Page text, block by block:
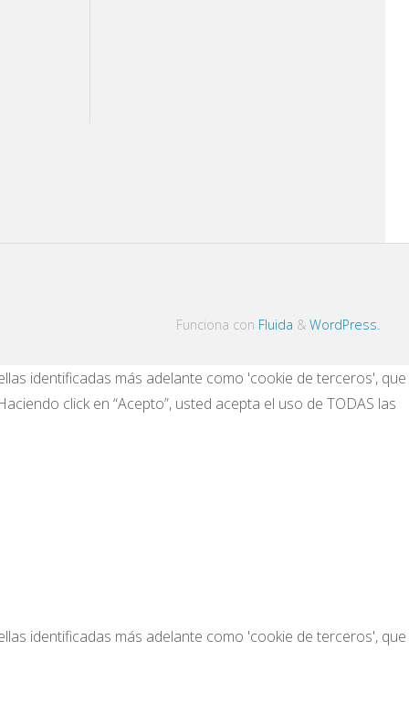
Funciona con Fluida & WordPress.
identificadas más adelante como 'cookie de terceros', que
click en “Acepto”, usted acepta el uso de TODAS las
identificadas más adelante como 'cookie de terceros', que